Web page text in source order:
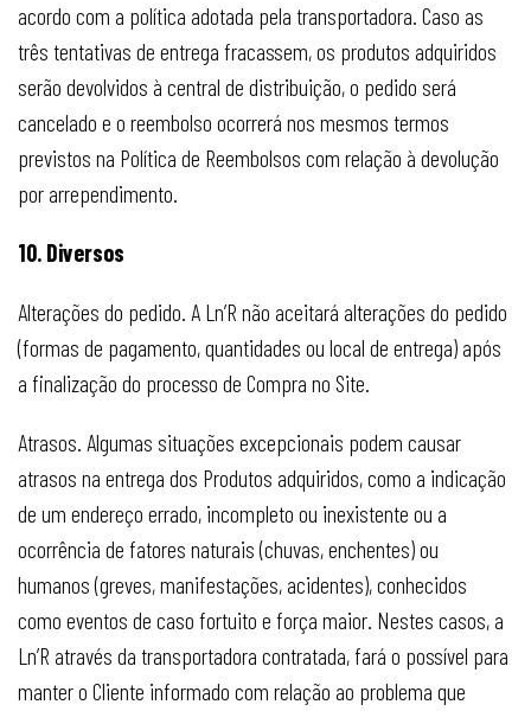
acordo com a política adotada pela transportadora. Caso as
três tentativas de entrega fracassem, os produtos adquiridos
serão devolvidos à central de distribuição, o pedido será
cancelado e o reembolso ocorrerá nos mesmos termos
previstos na Política de Reembolsos com relação à devolução
por arrependimento.
10. Diversos
Alterações do pedido. A Ln’R não aceitará alterações do pedido
(formas de pagamento, quantidades ou local de entrega) após
a finalização do processo de Compra no Site.
Atrasos. Algumas situações excepcionais podem causar
atrasos na entrega dos Produtos adquiridos, como a indicação
de um endereço errado, incompleto ou inexistente ou a
ocorrência de fatores naturais (chuvas, enchentes) ou
humanos (greves, manifestações, acidentes), conhecidos
como eventos de caso fortuito e força maior. Nestes casos, a
Ln’R através da transportadora contratada, fará o possível para
manter o Cliente informado com relação ao problema que